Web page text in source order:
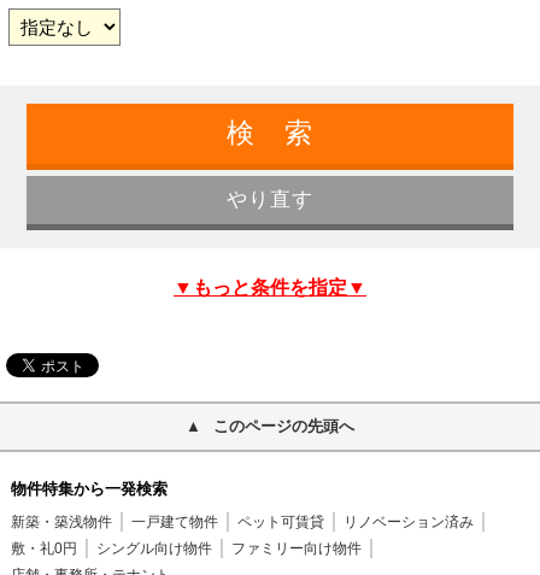
▼もっと条件を指定▼
このページの先頭へ
物件特集から一発検索
新築・築浅物件 一戸建て物件 ペット可賃貸
リノベーション済み
敷・礼0円
シングル向け物件
ファミリー向け物件